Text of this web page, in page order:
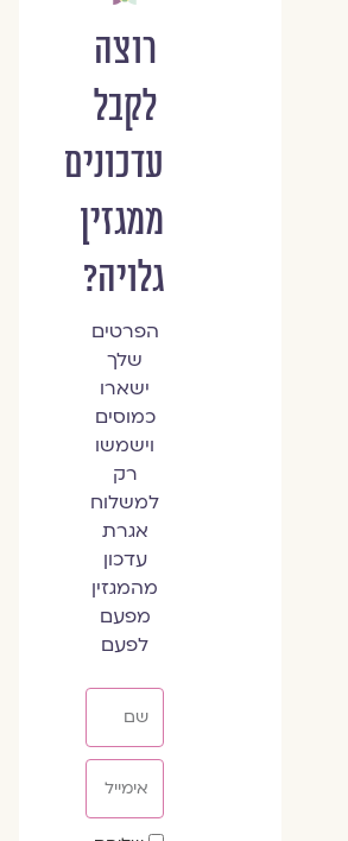
רוצה
לקבל
עדכונים
ממגזין
גלויה?
הפרטים
שלך
ישארו
כמוסים
וישמשו
רק
למשלוח
אגרת
עדכון
מהמגזין
מפעם
לפעם